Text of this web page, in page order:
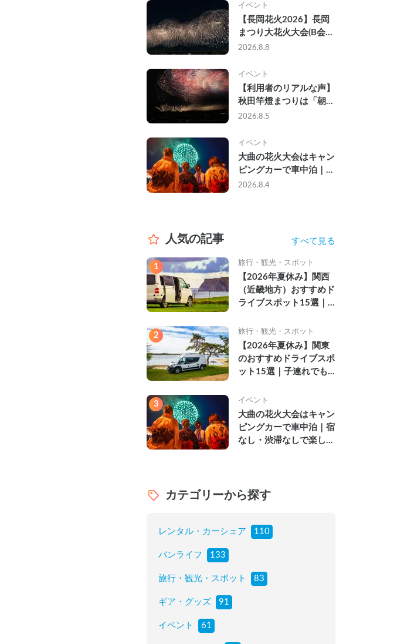
イベント
【長岡花火2026】長岡
まつり大花火大会(B会
場)にキャンピングカー
車中泊してきた
2026.8.8
イベント
【利用者のリアルな声】
秋田竿燈まつりは「朝か
ら夜まで」の祭り。キャ
組の記録
2026.8.5
イベント
大曲の花火大会はキャン
ピングカーで車中泊｜宿
なし・渋滞なしで楽しむ
2026.8.4
人気の記事 すべて見る
1 旅行・観光・スポット
【2026年夏休み】関西
（近畿地方）おすすめド
ライブスポット15選｜
名所を紹介
2 旅行・観光・スポット
【2026年夏休み】関東
のおすすめドライブスポ
ット15選｜子連れでも
ルメ・温泉を徹底解説
3 イベント
大曲の花火大会はキャン
ピングカーで車中泊｜宿
なし・渋滞なしで楽しむ
カテゴリーから探す
レンタル・カーシェア 110
バンライフ 133
旅行・観光・スポット 83
ギア・グッズ 91
イベント 61